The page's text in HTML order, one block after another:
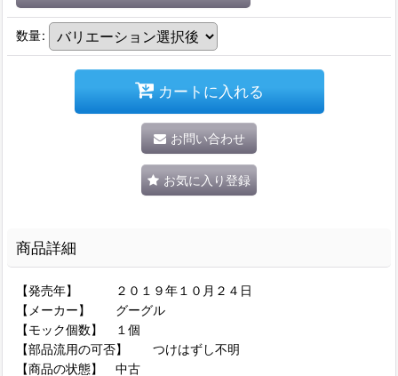
数量:
カートに入れる
お問い合わせ
お気に入り登録
商品詳細
【発売年】 ２０１９年１０月２４日
【メーカー】 グーグル
【モック個数】 １個
【部品流用の可否】 つけはずし不明
【商品の状態】 中古